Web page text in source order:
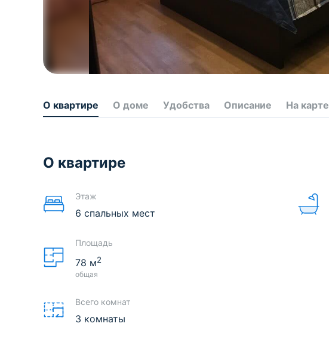
О квартире О доме Удобства Описание На карте
О квартире
Этаж
6 спальных мест
Площадь
78 м2
общая
Всего комнат
3 комнаты